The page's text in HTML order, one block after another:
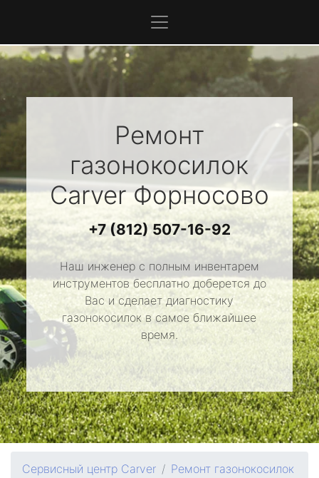
Ремонт
газонокосилок
CarverФорносово
+7 (812) 507-16-92
Наш инженер с полным инвентарем
инструментов бесплатно доберется до
Вас и сделает диагностику
газонокосилок в самое ближайшее
время.
Сервисный центр Carver
Ремонт газонокосилок